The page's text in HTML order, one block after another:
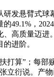
悬臂式球
49.1%，
高质量迈
进阶。
算”；每部
立衍说。产